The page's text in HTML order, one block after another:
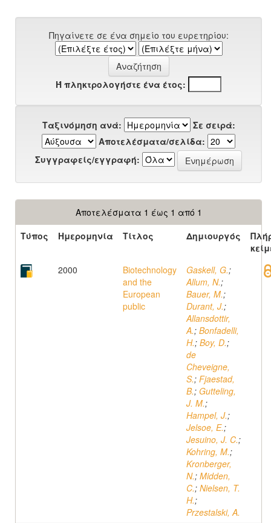
Πηγαίνετε σε ένα σημείο του ευρετηρίου:
Ή πληκτρολογήστε ένα έτος:
Ταξινόμηση ανά:
Σε σειρά:
Αποτελέσματα/σελίδα:
Συγγραφείς/εγγραφή:
Αποτελέσματα 1 έως 1 από 1
Τύπος
Ημερομηνία Τίτλος Δημιουργός
2000
Biotechnology
and the
European
public
Gaskell, G.;
Allum, N.;
Bauer, M.;
Durant, J.;
Allansdottir,
A.; Bonfadelli,
H.; Boy, D.;
de
Cheveigne,
S.; Fjaestad,
B.; Gutteling,
J. M.;
Hampel, J.;
Jelsoe, E.;
Jesuino, J. C.;
Kohring, M.;
Kronberger,
N.; Midden,
C.; Nielsen, T.
H.;
Przestalski, A.